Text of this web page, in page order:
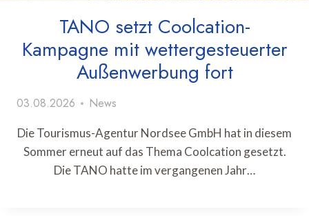
TANO setzt Coolcation-
Kampagne mit wettergesteuerter
Außenwerbung fort
03.08.2026 News
Die Tourismus-Agentur Nordsee GmbH hat in diesem
Sommer erneut auf das Thema Coolcation gesetzt.
Die TANO hatte im vergangenen Jahr…